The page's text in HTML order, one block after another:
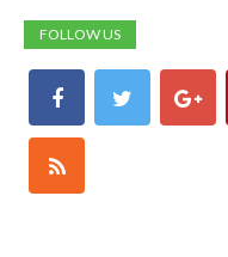
FOLLOW US